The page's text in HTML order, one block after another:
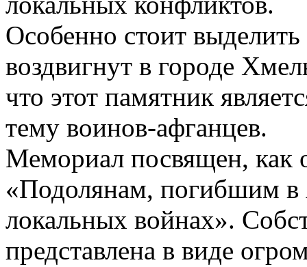
Особенно стоит
воздвигнут в городе
что этот памятник
тему воинов-афганцев.
Мемориал посвящен, как
«Подолянам, погибшим в
локальных войнах».
представлена в виде